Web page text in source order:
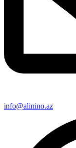
info@alinino.az